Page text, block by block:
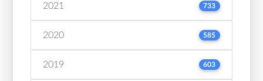
2021 733
2020 585
2019 603